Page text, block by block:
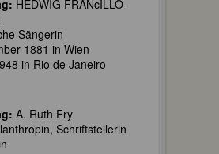
HEDWIG FRANcILLO-
Sängerin
1881 in Wien
in Rio de Janeiro
A. Ruth Fry
Schriftstellerin